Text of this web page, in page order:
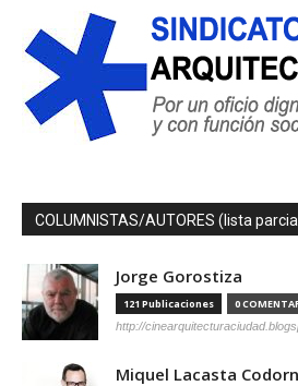
COLUMNISTAS/AUTORES (lista
Jorge Gorostiza
121 Publicaciones 0
http://
Miquel Lacasta